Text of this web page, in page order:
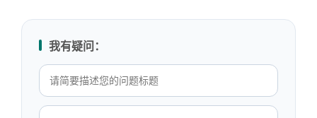
我有疑问：